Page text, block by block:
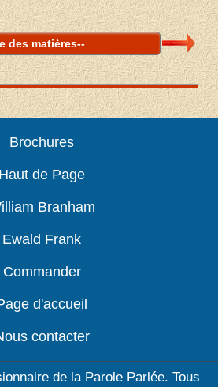
Brochures
Haut de Page
Branham
Ewald Frank
Commander
d'accueil
contacter
de la Parole Parlée. Tous